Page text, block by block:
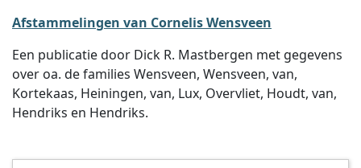
Afstammelingen van Cornelis Wensveen
Een publicatie door Dick R. Mastbergen met gegevens
over oa. de families Wensveen, Wensveen, van,
Kortekaas, Heiningen, van, Lux, Overvliet, Houdt, van,
Hendriks en Hendriks.